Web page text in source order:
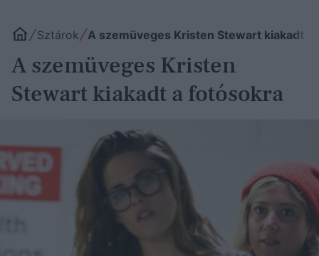
Sztárok A szemüveges Kristen Stewart kiakadt a
A szemüveges Kristen
Stewart kiakadt a fotósokra